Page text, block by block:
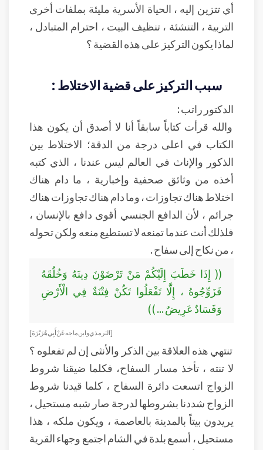
أي تتزين إليه ، الحياة الأسرية مليئة بملفات أخرى
التربية ، التنشئة ، تنظيف البيت ، احترام المتبادل ،
لماذا يكون التركيز على هذه القضية ؟
سبب التركيز على قضية الاختلاط :
الدكتور راتب :
والله قرأت كتاباً سابقاً أنا لا أصدق أن يكون هذا
الكتاب في اعلى درجة من الدقة؛ الاختلاط بين
الذكور والإناث في العالم ليس عندنا ، الذي كتبه
أخذه من وثائق صحفية وإخبارية ، ما دام هناك
اختلاط هناك تجاوزات ، وما دام هناك تجاوزات هناك
جرائم ، لأن الدافع الجنسي أقوى دافع بالإنسان ،
فلذلك أنت عندما تمنعه لا تستطيع منعه ولكن تحوله
، من نكاح إلى سفاح .
(( إِذَا خَطَبَ إِلَيْكُمْ مَنْ تَرْضَوْنَ دِينَهُ وَخُلُقَهُ
فَزَوِّجُوهُ ، إِلَّا تَفْعَلُوا تَكُنْ فِتْنَةٌ فِي الْأَرْضِ
وَفَسَادٌ عَرِيضٌ ... ))
[ الترمذي و ابن ماجه عَنْ أَبِي هُرَيْرَةَ]
تنتهي هذه العلاقة بين الذكر والأنثى إن لم تفعلوه ؟
لا تنته ، تأخذ مسار السفاح، فكلما ضيقنا شروط
الزواج اتسعت دائرة السفاح ، كلما قيدنا شروط
الزواج شددنا بشروطها لدرجة صار شبه مستحيل ،
يريدون بيتاً بالمدينة بالعاصمة ، ويكون ملكه ، هذا
مستحيل ، أسمع بلدة في الشام اجتمع وجهاء القرية